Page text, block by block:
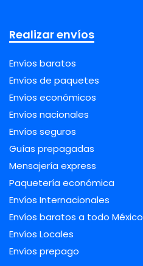
Realizar envíos
Envíos baratos
Envíos de paquetes
Envíos económicos
Envíos nacionales
Envíos seguros
Guías prepagadas
Mensajería express
Paquetería económica
Envíos Internacionales
Envíos baratos a todo México
Envíos Locales
Envíos prepago